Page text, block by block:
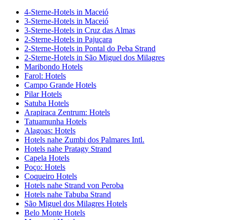
4-Sterne-Hotels in Maceió
3-Sterne-Hotels in Maceió
3-Sterne-Hotels in Cruz das Almas
2-Sterne-Hotels in Pajuçara
2-Sterne-Hotels in Pontal do Peba Strand
2-Sterne-Hotels in São Miguel dos Milagres
Maribondo Hotels
Farol: Hotels
Campo Grande Hotels
Pilar Hotels
Satuba Hotels
Arapiraca Zentrum: Hotels
Tatuamunha Hotels
Alagoas: Hotels
Hotels nahe Zumbi dos Palmares Intl.
Hotels nahe Pratagy Strand
Capela Hotels
Poço: Hotels
Coqueiro Hotels
Hotels nahe Strand von Peroba
Hotels nahe Tabuba Strand
São Miguel dos Milagres Hotels
Belo Monte Hotels